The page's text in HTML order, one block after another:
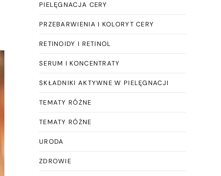
PIELĘGNACJA CERY
PRZEBARWIENIA I KOLORYT CERY
RETINOIDY I RETINOL
SERUM I KONCENTRATY
SKŁADNIKI AKTYWNE W PIELĘGNACJI
TEMATY RÓŻNE
TEMATY RÓŻNE
URODA
ZDROWIE